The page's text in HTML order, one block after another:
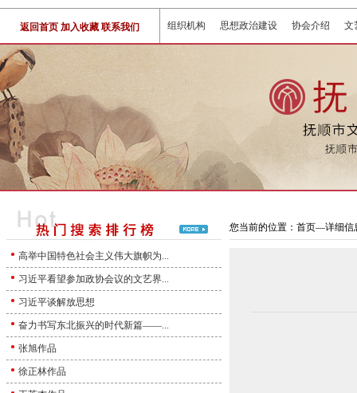
返回首页 加入收藏 联系我们 组织机构 思想政治建设 协会介绍 文
高举中国特色社会主义伟大旗帜为...
习近平看望参加政协会议的文艺界...
习近平谈解放思想
奋力书写东北振兴的时代新篇——...
张旭作品
徐正林作品
您当前的位置：首页—详细